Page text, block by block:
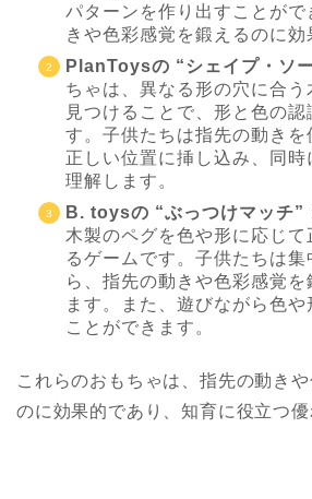
パターンを作り出すことがで
きや色彩感覚を鍛えるのに効
PlanToysの “シェイプ・ソ
ちゃは、異なる形の穴に合う
見つけることで、形と色の認
す。子供たちは指先の動きを
正しい位置に挿し込み、同時
理解します。
B. toysの “ぶっつけマッチ”
木製のペグを色や形に応じ
るゲームです。子供たちは
ら、指先の動きや色彩感覚を
ます。また、遊びながら色
ことができます。
これらのおもちゃは、指先の動き
のに効果的であり、知育に役立つ優